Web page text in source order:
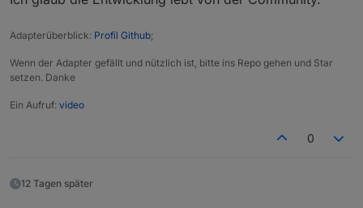
ChatGP Sagt folgendes:
die die ältere Version des EcoFlow-Skripts nicht kennt.
Zusatzfrage: weiß man eigentlich, ob das Skript hier
noch weiterentwickelt wird?
Adapterüberblick: Profil Github;
Wenn der Adapter gefällt und nützlich ist, bitte ins Repo gehen und Star
setzen. Danke
Ein Aufruf: video
0
12 Tagen später